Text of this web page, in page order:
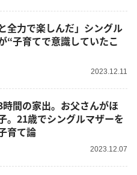
全力で楽しんだ」シングル
“子育てで意識していたこ
2023.12.11
間の家出。お父さんがほ
。21歳でシングルマザーを
育て論
2023.12.07